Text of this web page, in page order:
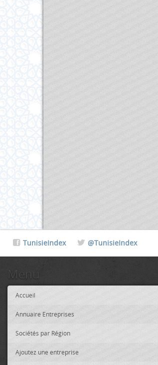
TunisieIndex @TunisieIndex
Menu
Accueil
Annuaire Entreprises
Sociétés par Région
Ajoutez une entreprise